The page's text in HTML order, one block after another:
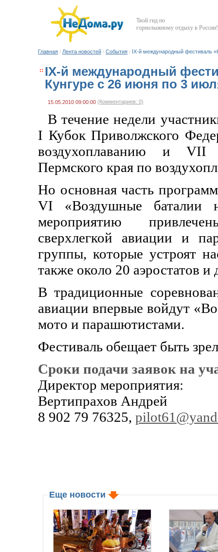
Твой гид по
горнолыжному отдыху в России!
Главная / Лента новостей / События / IX-й международный фестиваль
IX-й международный
Кунгуре с 26 июня по 3
15.05.2010 09:00:00 (Комментариев: 0)
В течение недели
I Кубок Приволжского
воздухоплаванию и VII
Пермского края по
Но основная часть
VI «Воздушные баталии
мероприятию
сверхлегкой авиации и
группы, которые устроят
также около 20 аэростатов
В традиционные
авиации впервые войдут
мото и парашютистами.
Фестиваль обещает быть
Сроки подачи заявок на
Директор мероприятия:
Вертипрахов Андрей
8 902 79 76325,
Еще новости